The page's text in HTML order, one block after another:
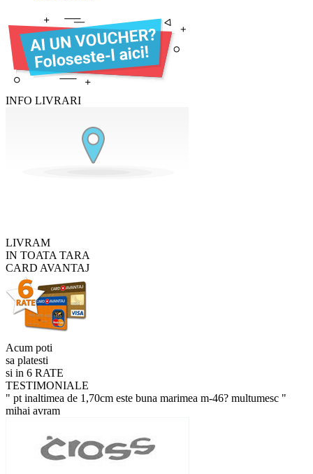
INFO LIVRARI
LIVRAM
IN TOATA TARA
CARD AVANTAJ
Acum poti
sa platesti
si in 6 RATE
TESTIMONIALE
" pt inaltimea de 1,70cm este buna marimea m-46? multumesc "
mihai avram